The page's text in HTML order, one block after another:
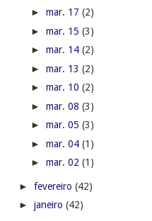
► mar. 17 (2)
► mar. 15 (3)
► mar. 14 (2)
► mar. 13 (2)
► mar. 10 (2)
► mar. 08 (3)
► mar. 05 (3)
► mar. 04 (1)
► mar. 02 (1)
► fevereiro (42)
► janeiro (42)